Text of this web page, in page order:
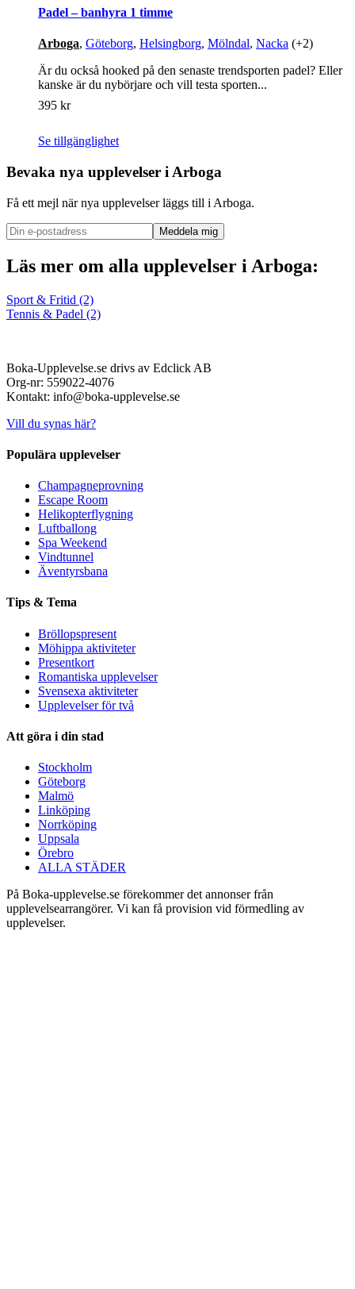
Padel – banhyra 1 timme
Arboga, Göteborg, Helsingborg, Mölndal, Nacka (+2)
Är du också hooked på den senaste trendsporten padel? Eller
kanske är du nybörjare och vill testa sporten...
395 kr
Se tillgänglighet
Bevaka nya upplevelser i Arboga
Få ett mejl när nya upplevelser läggs till i Arboga.
Meddela mig
Läs mer om alla upplevelser i Arboga:
Sport & Fritid (2)
Tennis & Padel (2)
Boka-Upplevelse.se drivs av Edclick AB
Org-nr: 559022-4076
Kontakt: info@boka-upplevelse.se
Vill du synas här?
Populära upplevelser
Champagneprovning
Escape Room
Helikopterflygning
Luftballong
Spa Weekend
Vindtunnel
Äventyrsbana
Tips & Tema
Bröllopspresent
Möhippa aktiviteter
Presentkort
Romantiska upplevelser
Svensexa aktiviteter
Upplevelser för två
Att göra i din stad
Stockholm
Göteborg
Malmö
Linköping
Norrköping
Uppsala
Örebro
ALLA STÄDER
På Boka-upplevelse.se förekommer det annonser från
upplevelsearrangörer. Vi kan få provision vid förmedling av
upplevelser.